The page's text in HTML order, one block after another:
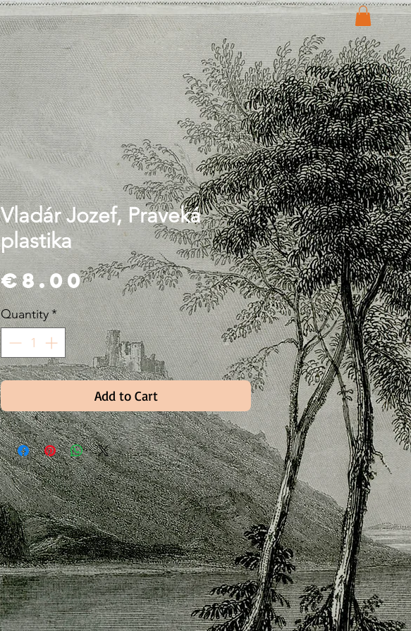
Vladár Jozef, Praveká
plastika
€8.00Price
Quantity*
Add to Cart